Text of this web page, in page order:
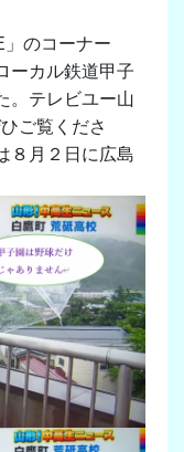
のコーナー
ーカル鉄道甲子
。テレビユー山
ご覧くださ
月２日に広島